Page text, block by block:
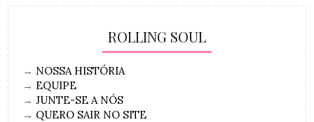
ROLLING SOUL
→ NOSSA HISTÓRIA
→ EQUIPE
→JUNTE-SE A NÓS
→ QUERO SAIR NO SITE